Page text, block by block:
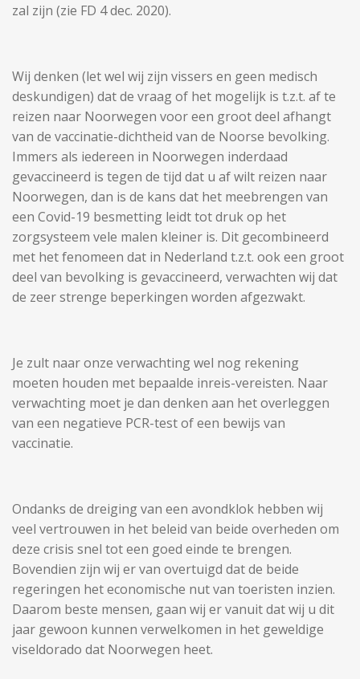
zal zijn (zie FD 4 dec. 2020).
Wij denken (let wel wij zijn vissers en geen medisch
deskundigen) dat de vraag of het mogelijk is t.z.t. af te
reizen naar Noorwegen voor een groot deel afhangt
van de vaccinatie-dichtheid van de Noorse bevolking.
Immers als iedereen in Noorwegen inderdaad
gevaccineerd is tegen de tijd dat u af wilt reizen naar
Noorwegen, dan is de kans dat het meebrengen van
een Covid-19 besmetting leidt tot druk op het
zorgsysteem vele malen kleiner is. Dit gecombineerd
met het fenomeen dat in Nederland t.z.t. ook een groot
deel van bevolking is gevaccineerd, verwachten wij dat
de zeer strenge beperkingen worden afgezwakt.
Je zult naar onze verwachting wel nog rekening
moeten houden met bepaalde inreis-vereisten. Naar
verwachting moet je dan denken aan het overleggen
van een negatieve PCR-test of een bewijs van
vaccinatie.
Ondanks de dreiging van een avondklok hebben wij
veel vertrouwen in het beleid van beide overheden om
deze crisis snel tot een goed einde te brengen.
Bovendien zijn wij er van overtuigd dat de beide
regeringen het economische nut van toeristen inzien.
Daarom beste mensen, gaan wij er vanuit dat wij u dit
jaar gewoon kunnen verwelkomen in het geweldige
viseldorado dat Noorwegen heet.